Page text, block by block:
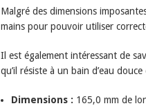
Malgré des dimensions
mains pour pouvoir utiliser
Il est également intéressant de
qu’il résiste à un bain d’eau
Dimensions : 165,0 mm de